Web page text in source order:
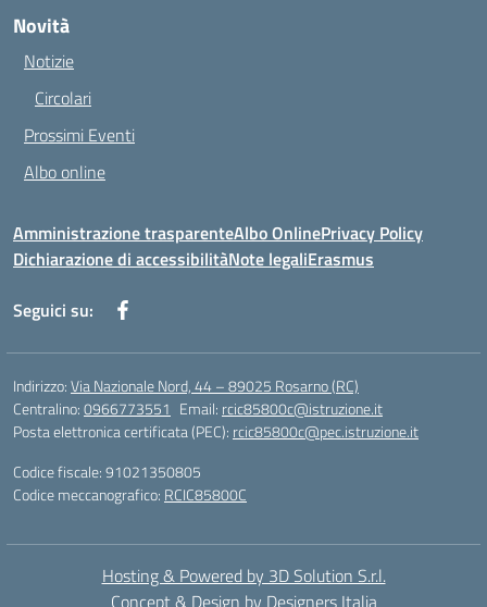
Novità
Notizie
Circolari
Prossimi Eventi
Albo online
Amministrazione trasparenteAlbo OnlinePrivacy Policy
Dichiarazione di accessibilitàNote legaliErasmus
Seguici su:
Indirizzo:Via Nazionale Nord, 44 – 89025 Rosarno (RC)
Centralino:0966773551 Email: rcic85800c@istruzione.it
Posta elettronica certificata (PEC): rcic85800c@pec.istruzione.it
Codice fiscale: 91021350805
Codice meccanografico: RCIC85800C
Hosting & Powered by 3D Solution S.r.l.